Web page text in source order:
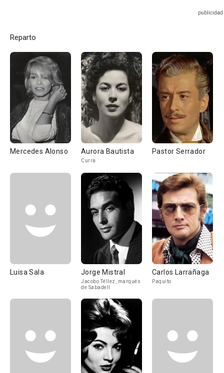
Reparto
Mercedes Alonso Aurora Bautista
Curra
Pastor Serrador
Luisa Sala Jorge Mistral
Jacobo Téllez, marqués
de Sabadell
Carlos Larrañaga
Paquito